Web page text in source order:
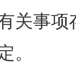
关事
。